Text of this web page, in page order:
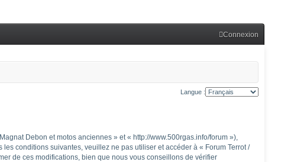
Connexion
Langue :
Debon et motos anciennes » et « http://www.500rgas.info/forum »),
conditions suivantes, veuillez ne pas utiliser et accéder à « Forum Terrot /
de ces modifications, bien que nous vous conseillons de vérifier